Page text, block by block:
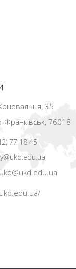
35
Франківськ, 76018
77 18 45